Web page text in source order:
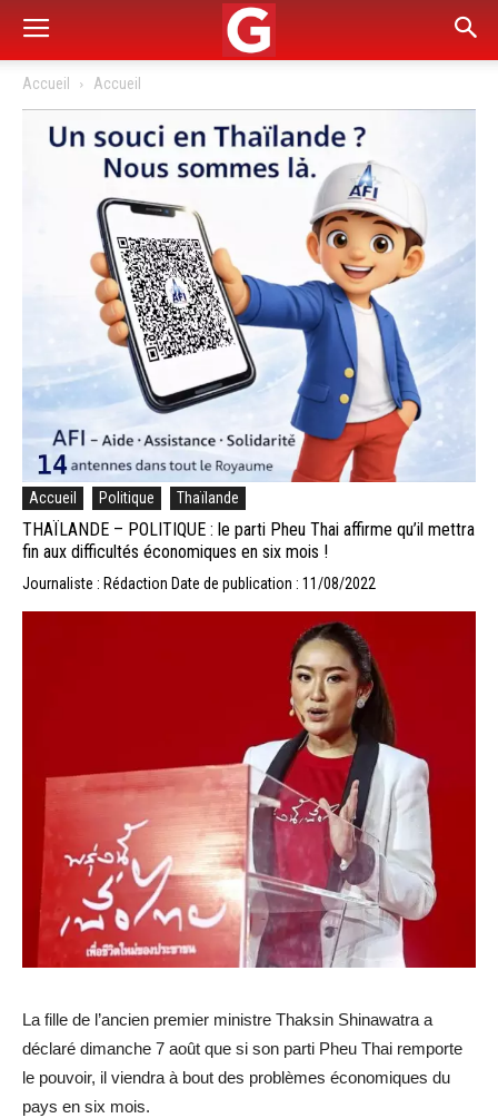
Accueil Accueil
Accueil Politique Thaïlande
THAÏLANDE – POLITIQUE : le parti Pheu Thai affirme qu’il mettra
fin aux difficultés économiques en six mois !
Journaliste : Rédaction Date de publication : 11/08/2022
La fille de l’ancien premier ministre Thaksin Shinawatra a
déclaré dimanche 7 août que si son parti Pheu Thai remporte
le pouvoir, il viendra à bout des problèmes économiques du
pays en six mois.